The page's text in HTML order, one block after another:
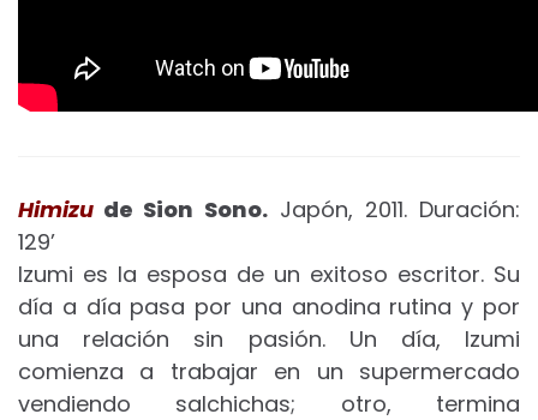
Himizu de Sion Sono.Japón, 2011. Duración:
129’
Izumi es la esposa de un exitoso escritor. Su
día a día pasa por una anodina rutina y por
una relación sin pasión. Un día, Izumi
comienza a trabajar en un supermercado
vendiendo salchichas; otro, termina